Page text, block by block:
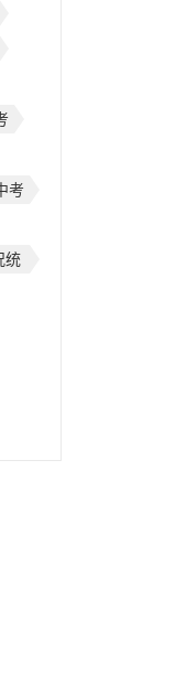
考
统